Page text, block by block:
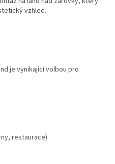
vzhled.
je vynikající volbou pro
restaurace)